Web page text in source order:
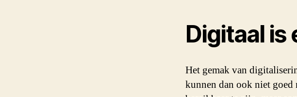
Digitaal is
Het gemak van
kunnen dan ook niet